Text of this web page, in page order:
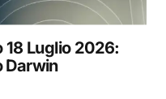
18 Luglio 2026:
Darwin